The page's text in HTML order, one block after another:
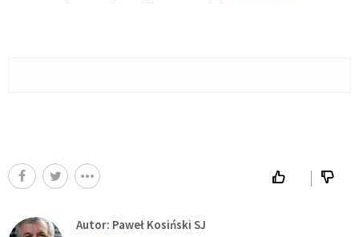
Autor: Paweł Kosiński SJ